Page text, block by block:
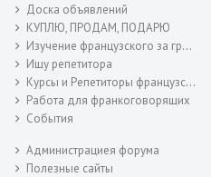
Доска объявлений
КУПЛЮ, ПРОДАМ, ПОДАРЮ
Изучение французского за границей
Ищу репетитора
Курсы и Репетиторы французского
Работа для франкоговорящих
События
Администрациея форума
Полезные сайты